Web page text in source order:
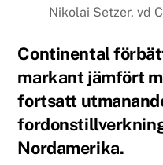
Nikolai Setzer, vd
Continental
markant jämfört
fortsatt
Nordamerika.